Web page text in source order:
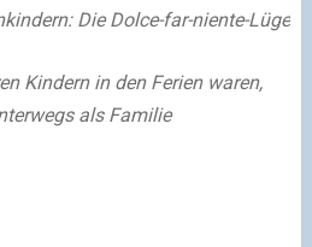
Die Dolce-far-niente-Lüge
Kindern in den Ferien waren,
als Familie